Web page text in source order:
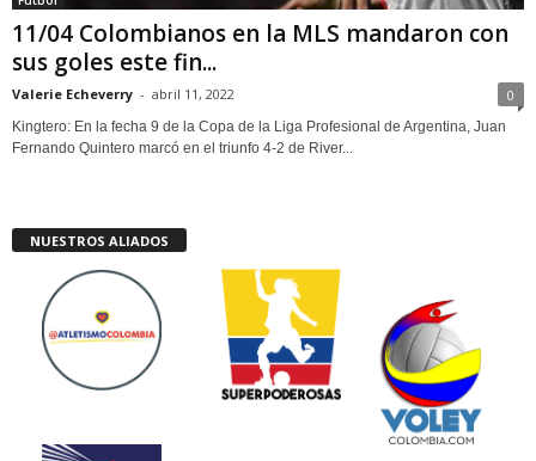
11/04 Colombianos en la MLS mandaron con
sus goles este fin...
Valerie Echeverry - abril 11, 2022 0
Kingtero: En la fecha 9 de la Copa de la Liga Profesional de Argentina, Juan
Fernando Quintero marcó en el triunfo 4-2 de River...
NUESTROS ALIADOS